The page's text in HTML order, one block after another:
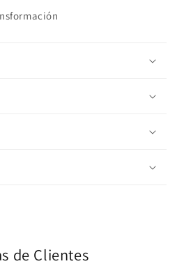
de Clientes